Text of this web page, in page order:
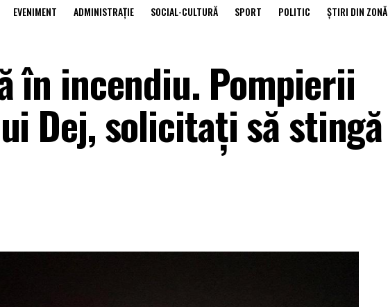
EVENIMENT ADMINISTRAŢIE SOCIAL-CULTURĂ SPORT POLITIC ŞTIRI DIN ZONĂ
în incendiu. Pompierii
Dej, solicitați să stingă